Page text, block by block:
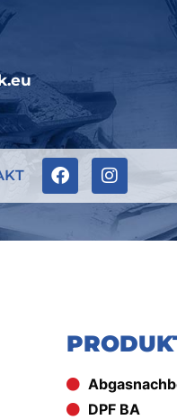
DPF BA